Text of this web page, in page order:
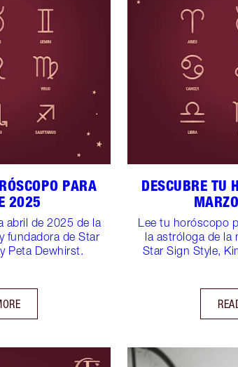
PARA
2025
abril de 2025 de la
fundadora de Star
Peta Dewhirst.
DESCUBRE TU
Lee tu horóscopo
la astróloga de la
Star Sign Style,